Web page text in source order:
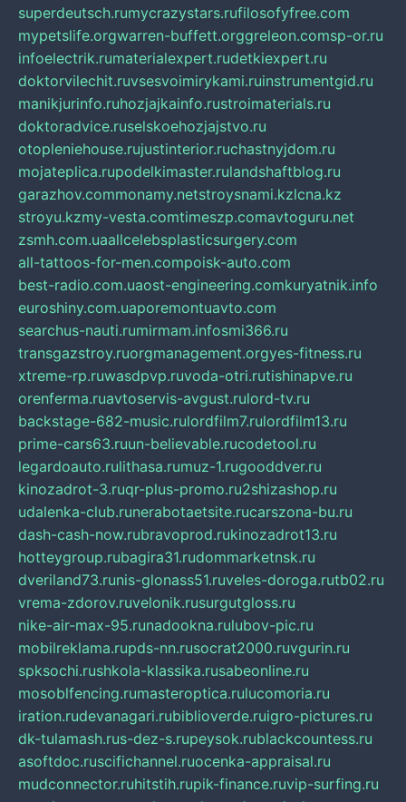
superdeutsch.rumycrazystars.rufilosofyfree.com
mypetslife.orgwarren-buffett.orggreleon.comsp-or.ru
infoelectrik.rumaterialexpert.rudetkiexpert.ru
doktorvilechit.ruvsesvoimirykami.ruinstrumentgid.ru
manikjurinfo.ruhozjajkainfo.rustroimaterials.ru
doktoradvice.ruselskoehozjajstvo.ru
otopleniehouse.rujustinterior.ruchastnyjdom.ru
mojateplica.rupodelkimaster.rulandshaftblog.ru
garazhov.commonamy.netstroysnami.kzlcna.kz
stroyu.kzmy-vesta.comtimeszp.comavtoguru.net
zsmh.com.uaallcelebsplasticsurgery.com
all-tattoos-for-men.compoisk-auto.com
best-radio.com.uaost-engineering.comkuryatnik.info
euroshiny.com.uaporemontuavto.com
searchus-nauti.rumirmam.infosmi366.ru
transgazstroy.ruorgmanagement.orgyes-fitness.ru
xtreme-rp.ruwasdpvp.ruvoda-otri.rutishinapve.ru
orenferma.ruavtoservis-avgust.rulord-tv.ru
backstage-682-music.rulordfilm7.rulordfilm13.ru
prime-cars63.ruun-believable.rucodetool.ru
legardoauto.rulithasa.rumuz-1.rugooddver.ru
kinozadrot-3.ruqr-plus-promo.ru2shizashop.ru
udalenka-club.runerabotaetsite.rucarszona-bu.ru
dash-cash-now.rubravoprod.rukinozadrot13.ru
hotteygroup.rubagira31.rudommarketnsk.ru
dveriland73.runis-glonass51.ruveles-doroga.rutb02.ru
vrema-zdorov.ruvelonik.rusurgutgloss.ru
nike-air-max-95.runadookna.rulubov-pic.ru
mobilreklama.rupds-nn.rusocrat2000.ruvgurin.ru
spksochi.rushkola-klassika.rusabeonline.ru
mosoblfencing.rumasteroptica.rulucomoria.ru
iration.rudevanagari.rubiblioverde.ruigro-pictures.ru
dk-tulamash.rus-dez-s.rupeysok.rublackcountess.ru
asoftdoc.ruscifichannel.ruocenka-appraisal.ru
mudconnector.ruhitstih.rupik-finance.ruvip-surfing.ru